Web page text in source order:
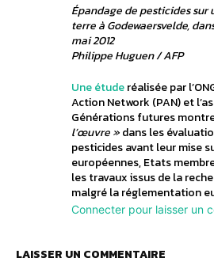
Épandage de pesticides sur
terre à Godewaersvelde,
mai 2012
Philippe Huguen / AFP
Une étuderéalisée par
Action Network (PAN) et
Générations futures
l’œuvre »dans les
pesticides avant leur mise
européennes, Etats
les travaux issus de la
malgré la réglementation
Connecter pour laisser un
LAISSER UN COMMENTAIRE